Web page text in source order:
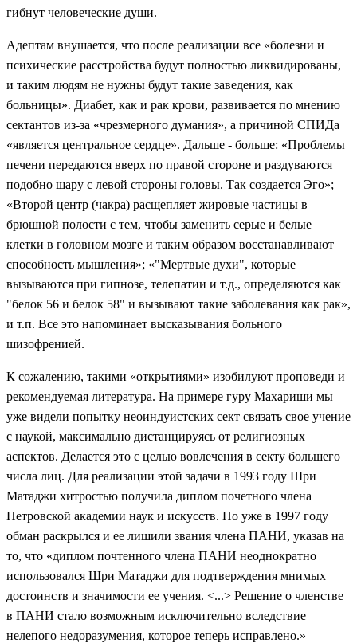
гибнут человеческие души.
Адептам внушается, что после реализации все «болезни и
психические расстройства будут полностью ликвидированы,
и таким людям не нужны будут такие заведения, как
больницы». Диабет, как и рак крови, развивается по мнению
сектантов из-за «чрезмерного думания», а причиной СПИДа
«является центральное сердце». Дальше - больше: «Проблемы
печени передаются вверх по правой стороне и раздуваются
подобно шару с левой стороны головы. Так создается Эго»;
«Второй центр (чакра) расщепляет жировые частицы в
брюшной полости с тем, чтобы заменить серые и белые
клетки в головном мозге и таким образом восстанавливают
способность мышления»; «"Мертвые духи", которые
вызываются при гипнозе, телепатии и т.д., определяются как
"белок 56 и белок 58" и вызывают такие заболевания как рак»,
и т.п. Все это напоминает высказывания больного
шизофренией.
К сожалению, такими «открытиями» изобилуют проповеди и
рекомендуемая литература. На примере гуру Махариши мы
уже видели попытку неоиндуистских сект связать свое учение
с наукой, максимально дистанцируясь от религиозных
аспектов. Делается это с целью вовлечения в секту большего
числа лиц. Для реализации этой задачи в 1993 году Шри
Матаджи хитростью получила диплом почетного члена
Петровской академии наук и искусств. Но уже в 1997 году
обман раскрылся и ее лишили звания члена ПАНИ, указав на
то, что «диплом почтенного члена ПАНИ неоднократно
использовался Шри Матаджи для подтверждения мнимых
достоинств и значимости ее учения. <...> Решение о членстве
в ПАНИ стало возможным исключительно вследствие
нелепого недоразумения, которое теперь исправлено.»